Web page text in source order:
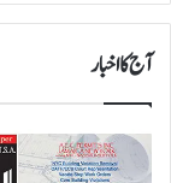
آج کا اخبار